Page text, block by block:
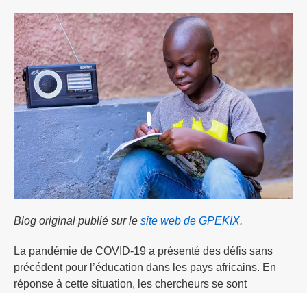
Blog original publié sur le site web de GPEKIX.
La pandémie de COVID-19 a présenté des défis sans
précédent pour l’éducation dans les pays africains. En
réponse à cette situation, les chercheurs se sont